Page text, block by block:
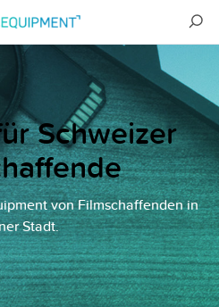
Schweizer
von Filmschaffenden in
Stadt.